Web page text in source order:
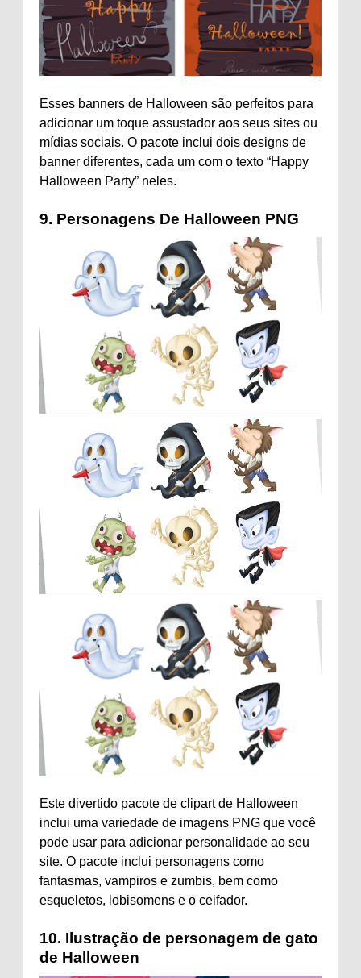
Esses banners de Halloween são perfeitos para
adicionar um toque assustador aos seus sites ou
mídias sociais. O pacote inclui dois designs de
banner diferentes, cada um com o texto “Happy
Halloween Party” neles.
9. Personagens De Halloween PNG
Este divertido pacote de clipart de Halloween
inclui uma variedade de imagens PNG que você
pode usar para adicionar personalidade ao seu
site. O pacote inclui personagens como
fantasmas, vampiros e zumbis, bem como
esqueletos, lobisomens e o ceifador.
10. Ilustração de personagem de gato
de Halloween